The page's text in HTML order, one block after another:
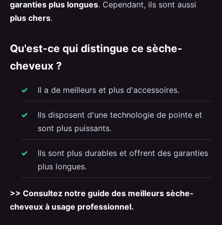
garanties plus longues. Cependant, ils sont aussi
plus chers.
Qu'est-ce qui distingue ce sèche-
cheveux ?
Il a de meilleurs et plus d'accessoires.
Ils disposent d'une technologie de pointe et
sont plus puissants.
Ils sont plus durables et offrent des garanties
plus longues.
>> Consultez notre guide des meilleurs sèche-
cheveux à usage professionnel.